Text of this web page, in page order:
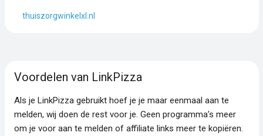
thuiszorgwinkelxl.nl
Voordelen van LinkPizza
Als je LinkPizza gebruikt hoef je je maar eenmaal aan te
melden, wij doen de rest voor je. Geen programma’s meer
om je voor aan te melden of affiliate links meer te kopiëren.